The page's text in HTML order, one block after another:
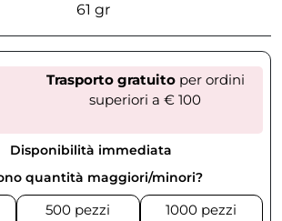
61 gr
Trasporto gratuitoper ordini
superiori a € 100
Disponibilità immediata
quantità maggiori/minori?
500 pezzi
1000 pezzi